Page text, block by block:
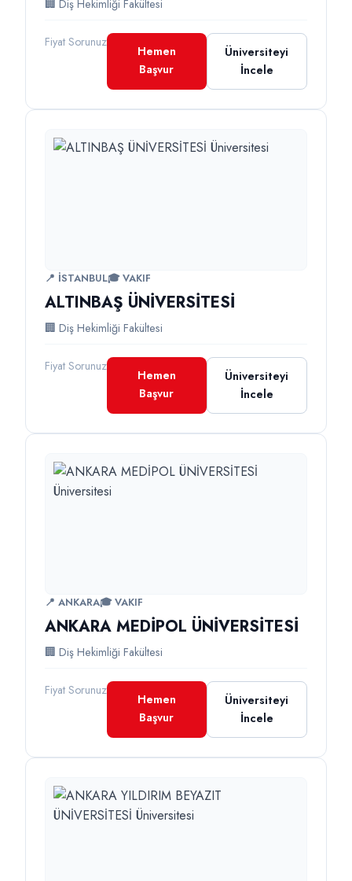
🏢 Diş Hekimliği Fakültesi
Fiyat Sorunuz
Hemen
Başvur
Üniversiteyi
İncele
📍 İSTANBUL🎓 VAKIF
ALTINBAŞ ÜNİVERSİTESİ
🏢 Diş Hekimliği Fakültesi
Fiyat Sorunuz
Hemen
Başvur
Üniversiteyi
İncele
📍 ANKARA🎓 VAKIF
ANKARA MEDİPOL ÜNİVERSİTESİ
🏢 Diş Hekimliği Fakültesi
Fiyat Sorunuz
Hemen
Başvur
Üniversiteyi
İncele